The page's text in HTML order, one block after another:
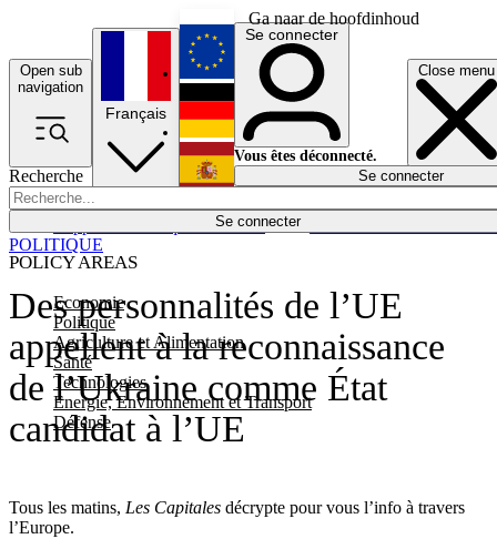
Ga naar de hoofdinhoud
Open sub
navigation
Close menu
Recherche
Se connecter
POLICY AREAS
Economie
Politique
Agriculture et Alimentation
Santé
Technologies
Energie, Environnement et Transport
Défense
Économie
Français
English
Deutsch
Español
Se connecter
Vous êtes déconnecté.
Se connecter
Des personnalités de l’UE
appellent à la reconnaissance
de l’Ukraine comme État
candidat à l’UE
Tous les matins, Les Capitales décrypte pour vous l’info à travers
l’Europe.
POLITIQUE